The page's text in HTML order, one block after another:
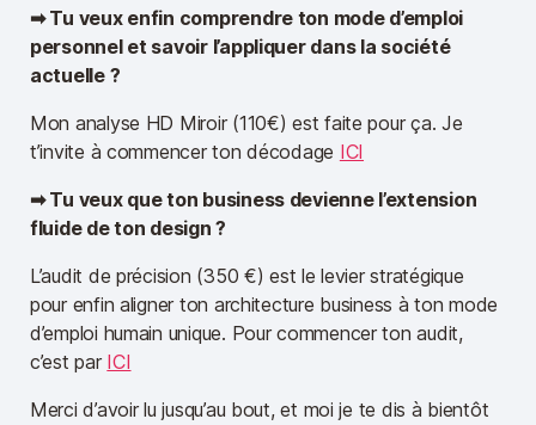
➡︎ Tu veux enfin comprendre ton mode d’emploi
personnel et savoir l’appliquer dans la société
actuelle ?
Mon analyse HD Miroir (110€) est faite pour ça. Je
t’invite à commencer ton décodage ICI
➡︎ Tu veux que ton business devienne l’extension
fluide de ton design ?
L’audit de précision (350 €) est le levier stratégique
pour enfin aligner ton architecture business à ton mode
d’emploi humain unique. Pour commencer ton audit,
c’est par ICI
Merci d’avoir lu jusqu’au bout, et moi je te dis à bientôt